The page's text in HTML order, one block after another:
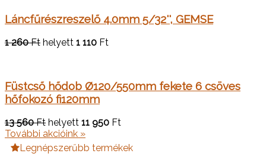
Láncfűrészreszelő 4.0mm 5/32'', GEMSE
1 260 Ft helyett 1 110 Ft
Füstcső hődob Ø120/550mm fekete 6 csöves
hőfokozó fi120mm
13 560 Ft helyett 11 950 Ft
További akcióink »
Legnépszerűbb termékek